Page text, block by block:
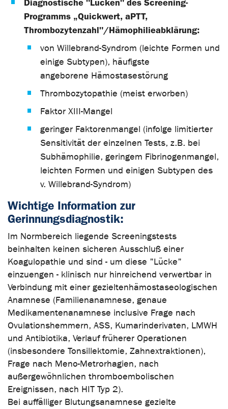
Diagnostische "Lücken" des Screening-
Programms „Quickwert, aPTT,
Thrombozytenzahl"/Hämophilieabklärung:
von Willebrand-Syndrom (leichte Formen und
einige Subtypen), häufigste
angeborene Hämostasestörung
Thrombozytopathie (meist erworben)
Faktor XIII-Mangel
geringer Faktorenmangel (infolge limitierter
Sensitivität der einzelnen Tests, z.B. bei
Subhämophilie, geringem Fibrinogenmangel,
leichten Formen und einigen Subtypen des
v. Willebrand-Syndrom)
Wichtige Information zur
Gerinnungsdiagnostik:
Im Normbereich liegende Screeningstests
beinhalten keinen sicheren Ausschluß einer
Koagulopathie und sind - um diese "Lücke"
einzuengen - klinisch nur hinreichend verwertbar in
Verbindung mit einer gezieltenhämostaseologischen
Anamnese (Familienanamnese, genaue
Medikamentenanamnese inclusive Frage nach
Ovulationshemmern, ASS, Kumarinderivaten, LMWH
und Antibiotika, Verlauf früherer Operationen
(insbesondere Tonsillektomie, Zahnextraktionen),
Frage nach Meno-Metrorhagien, nach
außergewöhnlichen thromboembolischen
Ereignissen, nach HIT Typ 2).
Bei auffälliger Blutungsanamnese gezielte